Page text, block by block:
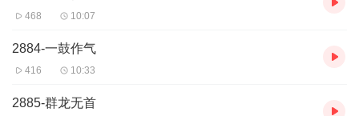
468 10:07
2884-一鼓作气
416 10:33
2885-群龙无首